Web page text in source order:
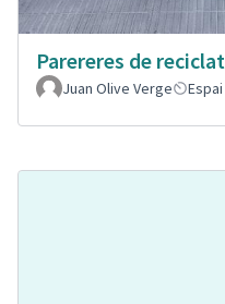
Parereres de
Juan Olive Verge